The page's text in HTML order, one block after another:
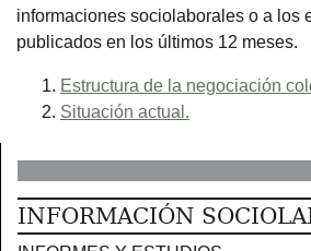
informaciones sociolaborales o a los
publicados en los últimos 12 meses.
Estructura de la negociación
Situación actual.
INFORMACIÓN